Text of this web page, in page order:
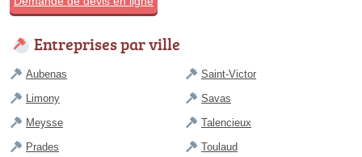
Entreprises par ville
Aubenas
Limony
Meysse
Prades
Saint-Victor
Savas
Talencieux
Toulaud